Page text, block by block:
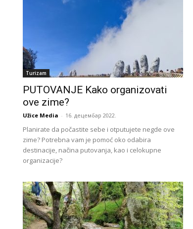
Turizam
PUTOVANJE Kako organizovati
ove zime?
Užice Media - 16. децембар 2022.
Planirate da počastite sebe i otputujete negde ove
zime? Potrebna vam je pomoć oko odabira
destinacije, načina putovanja, kao i celokupne
organizacije?